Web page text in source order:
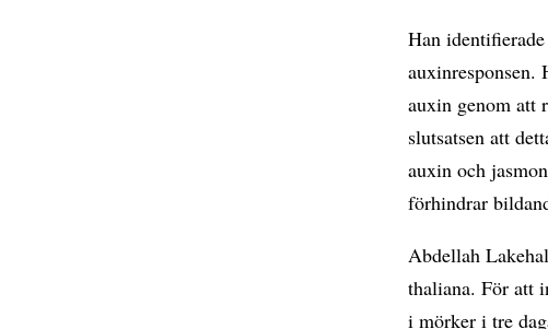
Han
auxinresponsen.
auxin genom att
slutsatsen att
auxin och
förhindrar
Abdellah
thaliana. För att
i mörker i tre